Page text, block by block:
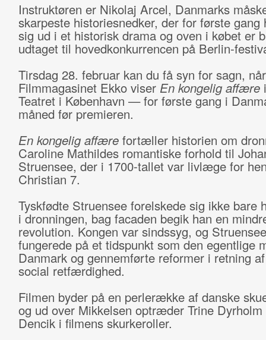
Instruktøren er Nikolaj Arcel, Danmarks
skarpeste historiesnedker, der for første gang
sig ud i et historisk drama og oven i købet er
udtaget til hovedkonkurrencen på Berlin-
Tirsdag 28. februar kan du få syn for sagn, når
Filmmagasinet Ekko viser En kongelig affærei
Teatret i København — for første gang i
måned før premieren.
En kongelig affærefortæller historien om
Caroline Mathildes romantiske forhold til
Struensee, der i 1700-tallet var livlæge for
Christian 7.
Tyskfødte Struensee forelskede sig ikke bare
i dronningen, bag facaden begik han en
revolution. Kongen var sindssyg, og Struensee
fungerede på et tidspunkt som den egentlige
Danmark og gennemførte reformer i retning
social retfærdighed.
Filmen byder på en perlerække af danske
og ud over Mikkelsen optræder Trine Dyrholm
Dencik i filmens skurkeroller.